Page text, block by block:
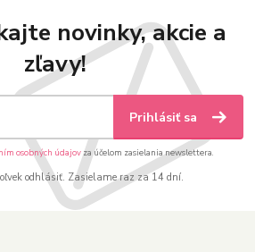
novinky, akcie a
zľavy!
Prihlásiť sa
osobných údajov za účelom zasielania newslettera.
odhlásiť. Zasielame raz za 14 dní.